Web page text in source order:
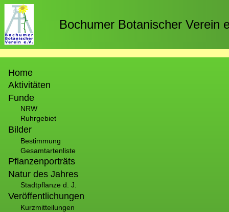
Direkt
zum
Inhalt
Bochumer Botanischer Verein
Home
Aktivitäten
Funde
NRW
Ruhrgebiet
Bilder
Bestimmung
Gesamtartenliste
Pflanzenporträts
Natur des Jahres
Stadtpflanze d. J.
Veröffentlichungen
Kurzmitteilungen